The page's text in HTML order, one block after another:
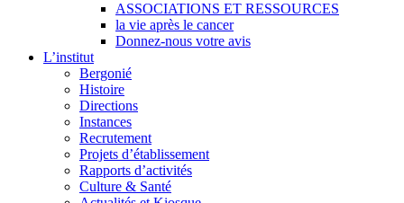
ASSOCIATIONS ET RESSOURCES
la vie après le cancer
Donnez-nous votre avis
L’institut
Bergonié
Histoire
Directions
Instances
Recrutement
Projets d’établissement
Rapports d’activités
Culture & Santé